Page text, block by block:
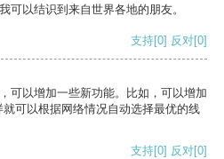
可以结识到来自世界各地的朋友。
支持[0] 反对[0]
可以增加一些新功能。比如，可以增加
可以根据网络情况自动选择最优的线
支持[0] 反对[0]